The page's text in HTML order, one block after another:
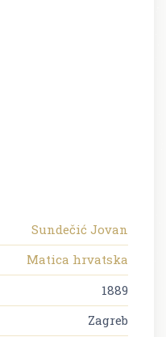
Sundečić Jovan
Matica hrvatska
1889
Zagreb